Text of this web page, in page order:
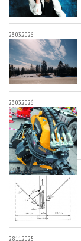
23.03.2026
23.03.2026
23.03.2026
28.11.2025